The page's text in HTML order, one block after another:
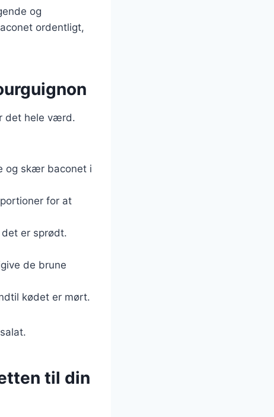
og
ordentligt,
det hele værd.
og skær baconet i
for at
er sprødt.
de brune
kødet er mørt.
til din